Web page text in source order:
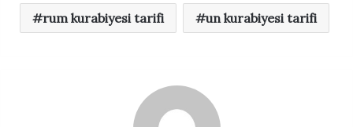
rum kurabiyesi tarifi un kurabiyesi tarifi